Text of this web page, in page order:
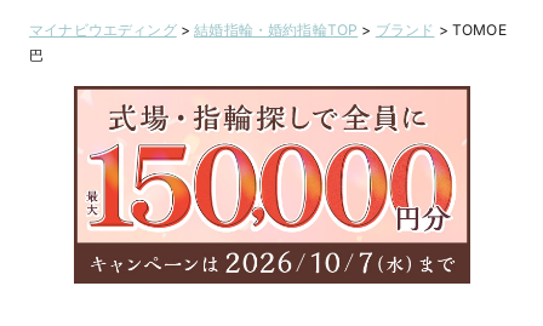
マイナビウエディング>結婚指輪・婚約指輪TOP > ブランド > TOMOE
巴